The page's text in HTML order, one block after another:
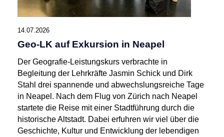
14.07.2026
Geo-LK auf Exkursion in Neapel
Der Geografie-Leistungskurs verbrachte in
Begleitung der Lehrkräfte Jasmin Schick und Dirk
Stahl drei spannende und abwechslungsreiche Tage
in Neapel. Nach dem Flug von Zürich nach Neapel
startete die Reise mit einer Stadtführung durch die
historische Altstadt. Dabei erfuhren wir viel über die
Geschichte, Kultur und Entwicklung der lebendigen